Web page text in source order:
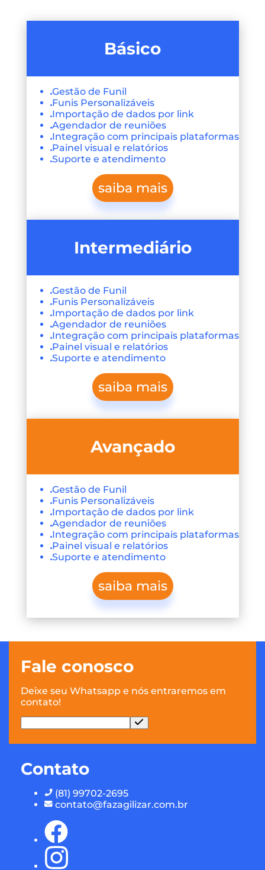
Básico
Gestão de Funil
Funis Personalizáveis
Importação de dados por link
Agendador de reuniões
Integração com principais plataformas
Painel visual e relatórios
Suporte e atendimento
saiba mais
Intermediário
Gestão de Funil
Funis Personalizáveis
Importação de dados por link
Agendador de reuniões
Integração com principais plataformas
Painel visual e relatórios
Suporte e atendimento
saiba mais
Avançado
Gestão de Funil
Funis Personalizáveis
Importação de dados por link
Agendador de reuniões
Integração com principais plataformas
Painel visual e relatórios
Suporte e atendimento
saiba mais
Fale conosco
Deixe seu Whatsapp e nós entraremos em
contato!
Contato
(81) 99702-2695
contato@fazagilizar.com.br